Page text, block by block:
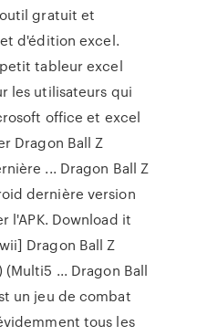
gratuit et
d'édition excel.
tableur excel
les utilisateurs qui
office et excel
Dragon Ball Z
... Dragon Ball Z
dernière version
l'APK. Download it
Dragon Ball Z
(Multi5 ... Dragon Ball
un jeu de combat
tous les